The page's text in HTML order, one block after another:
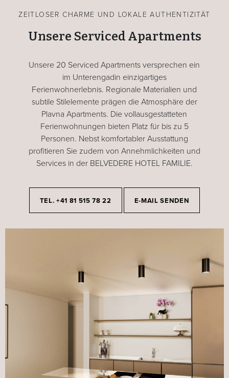
ZEITLOSER CHARME UND LOKALE AUTHENTIZITÄT
Unsere Serviced Apartments
Unsere 20 Serviced Apartments versprechen ein
im Unterengadin einzigartiges
Ferienwohnerlebnis. Regionale Materialien und
subtile Stilelemente prägen die Atmosphäre der
Plavna Apartments. Die vollausgestatteten
Ferienwohnungen bieten Platz für bis zu 5
Personen. Nebst komfortabler Ausstattung
profitieren Sie zudem von Annehmlichkeiten und
Services in der BELVEDERE HOTEL FAMILIE.
TEL. +41 81 515 78 22 E-MAIL SENDEN